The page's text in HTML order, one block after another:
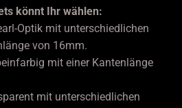
könnt Ihr wählen:
Optik mit unterschiedlichen
von 16mm.
mit einer Kantenlänge
mit unterschiedlichen